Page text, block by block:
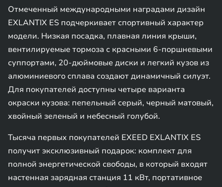
Отмеченный международными наградами дизайн
EXLANTIX ES подчеркивает спортивный характер
модели. Низкая посадка, плавная линия крыши,
вентилируемые тормоза с красными 6-поршневыми
суппортами, 20-дюймовые диски и легкий кузов из
алюминиевого сплава создают динамичный силуэт.
Для покупателей доступны четыре варианта
окраски кузова: пепельный серый, черный матовый,
хвойный зеленый и небесный голубой.
Тысяча первых покупателей EXEED EXLANTIX ES
получит эксклюзивный подарок: комплект для
полной энергетической свободы, в который входят
настенная зарядная станция 11 кВт, портативное